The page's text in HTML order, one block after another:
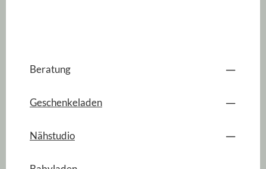
Beratung
Geschenkeladen
Nähstudio